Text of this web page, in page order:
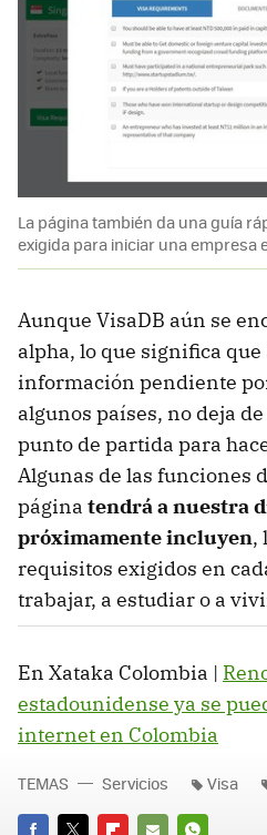
La página también da una guía
exigida para iniciar una empresa
Aunque VisaDB aún se
alpha, lo que significa
información pendiente
algunos países, no deja
punto de partida para
Algunas de las funciones
página tendrá a nuestra
próximamente incluyen,
requisitos exigidos en
trabajar, a estudiar o a
En Xataka Colombia |
estadounidense ya se
internet en Colombia
TEMAS Servicios Visa